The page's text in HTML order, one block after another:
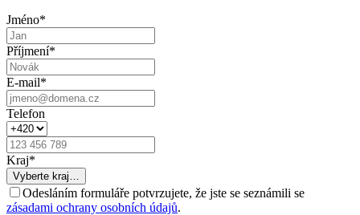
Jméno*
Příjmení*
E-mail*
Telefon
Kraj*
Vyberte kraj…
Odesláním formuláře potvrzujete, že jste se seznámili se
zásadami ochrany osobních údajů.